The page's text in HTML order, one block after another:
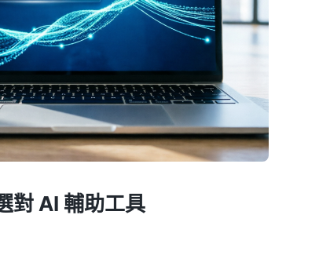
對 AI 輔助工具